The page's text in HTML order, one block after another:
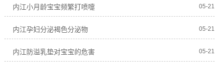
内江小月龄宝宝频繁打喷嚏 05-21
内江孕妇分泌褐色分泌物 05-21
内江防溢乳垫对宝宝的危害 05-21